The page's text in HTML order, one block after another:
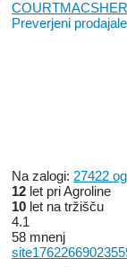
Preverjeni
Na zalogi: 27422
12 let pri Agroline
10 let na tržišču
4.1
58 mnenj